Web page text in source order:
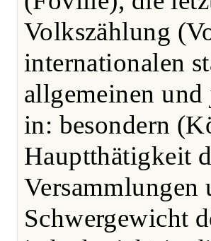
Volkszählung
internationalen
allgemeinen und
in: besondern
Hauptthätigkeit
Versammlungen
Schwergewicht